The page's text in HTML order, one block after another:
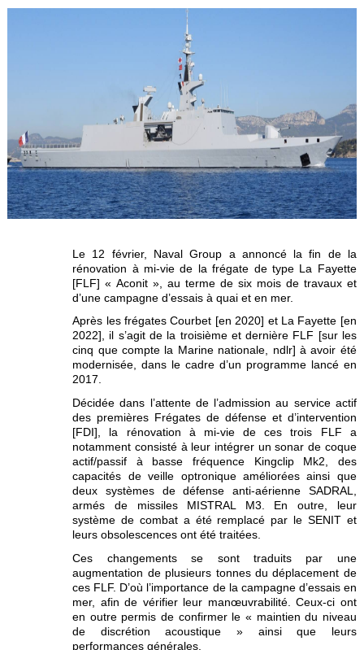
Le 12 février, Naval Group a annoncé la fin de la
rénovation à mi-vie de la frégate de type La Fayette
[FLF] « Aconit », au terme de six mois de travaux et
d’une campagne d’essais à quai et en mer.
Après les frégates Courbet [en 2020] et La Fayette [en
2022], il s’agit de la troisième et dernière FLF [sur les
cinq que compte la Marine nationale, ndlr] à avoir été
modernisée, dans le cadre d’un programme lancé en
2017.
Décidée dans l’attente de l’admission au service actif
des premières Frégates de défense et d’intervention
[FDI], la rénovation à mi-vie de ces trois FLF a
notamment consisté à leur intégrer un sonar de coque
actif/passif à basse fréquence Kingclip Mk2, des
capacités de veille optronique améliorées ainsi que
deux systèmes de défense anti-aérienne SADRAL,
armés de missiles MISTRAL M3. En outre, leur
système de combat a été remplacé par le SENIT et
leurs obsolescences ont été traitées.
Ces changements se sont traduits par une
augmentation de plusieurs tonnes du déplacement de
ces FLF. D’où l’importance de la campagne d’essais en
mer, afin de vérifier leur manœuvrabilité. Ceux-ci ont
en outre permis de confirmer le « maintien du niveau
de discrétion acoustique » ainsi que leurs
performances générales.